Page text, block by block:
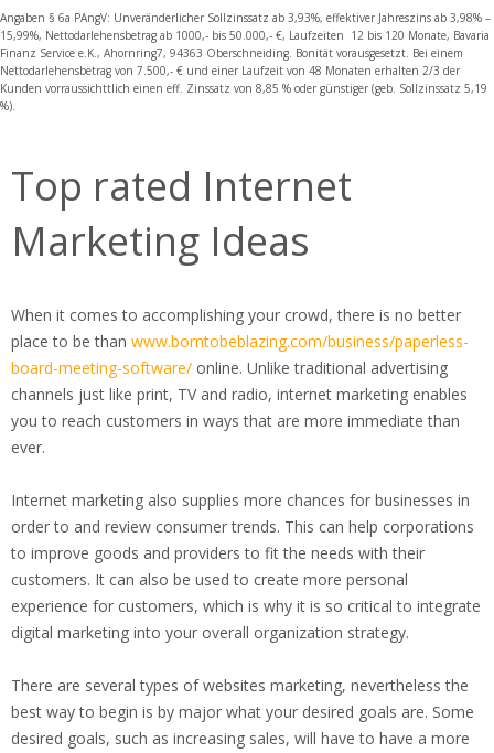
Angaben § 6a PAngV: Unveränderlicher Sollzinssatz ab 3,93%, effektiver Jahreszins ab 3,98% –
15,99%, Nettodarlehensbetrag ab 1000,- bis 50.000,- €, Laufzeiten 12 bis 120 Monate, Bavaria
Finanz Service e.K., Ahornring7, 94363 Oberschneiding. Bonität vorausgesetzt. Bei einem
Nettodarlehensbetrag von 7.500,- € und einer Laufzeit von 48 Monaten erhalten 2/3 der
Kunden vorraussichttlich einen eff. Zinssatz von 8,85 % oder günstiger (geb. Sollzinssatz 5,19
%).
Top rated Internet
Marketing Ideas
When it comes to accomplishing your crowd, there is no better
place to be than www.borntobeblazing.com/business/paperless-
board-meeting-software/ online. Unlike traditional advertising
channels just like print, TV and radio, internet marketing enables
you to reach customers in ways that are more immediate than
ever.
Internet marketing also supplies more chances for businesses in
order to and review consumer trends. This can help corporations
to improve goods and providers to fit the needs with their
customers. It can also be used to create more personal
experience for customers, which is why it is so critical to integrate
digital marketing into your overall organization strategy.
There are several types of websites marketing, nevertheless the
best way to begin is by major what your desired goals are. Some
desired goals, such as increasing sales, will have to have a more